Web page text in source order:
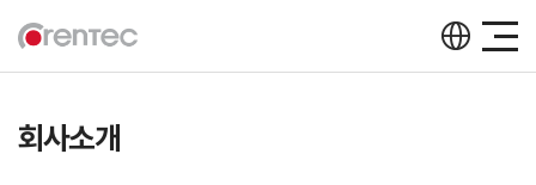
회사소개